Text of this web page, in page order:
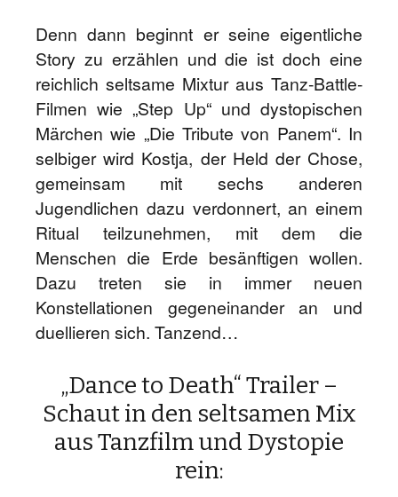
Denn dann beginnt er seine eigentliche
Story zu erzählen und die ist doch eine
reichlich seltsame Mixtur aus Tanz-Battle-
Filmen wie „Step Up“ und dystopischen
Märchen wie „Die Tribute von Panem“. In
selbiger wird Kostja, der Held der Chose,
gemeinsam mit sechs anderen
Jugendlichen dazu verdonnert, an einem
Ritual teilzunehmen, mit dem die
Menschen die Erde besänftigen wollen.
Dazu treten sie in immer neuen
Konstellationen gegeneinander an und
duellieren sich. Tanzend…
„Dance to Death“ Trailer –
Schaut in den seltsamen Mix
aus Tanzfilm und Dystopie
rein: